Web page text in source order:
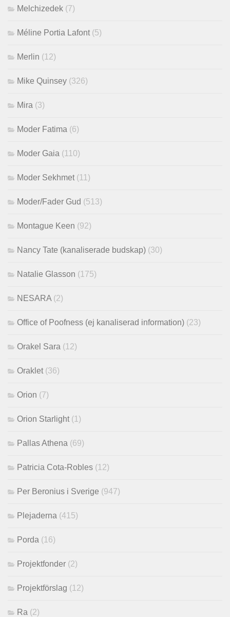
Melchizedek (7)
Méline Portia Lafont (5)
Merlin (12)
Mike Quinsey (326)
Mira (3)
Moder Fatima (6)
Moder Gaia (110)
Moder Sekhmet (11)
Moder/Fader Gud (513)
Montague Keen (92)
Nancy Tate (kanaliserade budskap) (30)
Natalie Glasson (175)
NESARA (2)
Office of Poofness (ej kanaliserad information) (23)
Orakel Sara (12)
Oraklet (36)
Orion (7)
Orion Starlight (1)
Pallas Athena (69)
Patricia Cota-Robles (12)
Per Beronius i Sverige (947)
Plejaderna (415)
Porda (16)
Projektfonder (2)
Projektförslag (12)
Ra (2)